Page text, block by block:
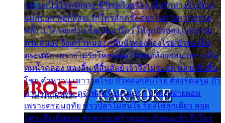
เพราะเป็นโรครักจาง ชีวิตเคว้งคว้าง เมื่อรักห่างร้างไกล
แม่ก็บอก พ่อก็สั่งจะรักใครสักครั้ง อย่าไปหวังความรวย
พลั้งไปใครจะช่วย ซื้อเปลมาไกว ให้ลูกบัวทอง เวรกรรม
ตามสนอง จึงเศร้าหมอง กลีบบัวทองต้องโรย บัวทองไม่
ตระหนัก เพราะไม่รักโคลนตม บัวทองท้องกลม เพราะลืม
ตมน้ำคลอง หลงลิ้น ที่สิ้นสัตย์ เจ้าจึงไม่ระมัด หลงกลิ่นลิ้น
โชย คำหวาน เขาวาดโรย บัวทองกลีบโรย ต้องร้อนรุม บัว
มาบานก่อนตูม ดุจไฟสุมร้อนรุมอุรา บัวทองผ่ายผอม
เพราะตรอมฤทัย ข้าวปลาไม่สนใจ ร้องไห้ลูกเดียว หยุด
โศก เสียเถิดทอง พักความเศร้าหมอง เถิดทองจ๋า ถึงใคร